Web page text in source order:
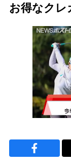
お得なクレ